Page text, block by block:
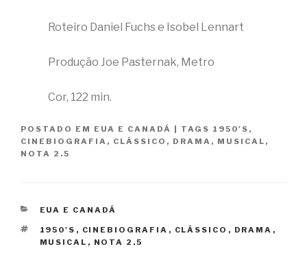
Roteiro Daniel Fuchs e Isobel Lennart
Produção Joe Pasternak, Metro
Cor, 122 min.
POSTADO EM EUA E CANADÁ TAGS 1950'S ,
CINEBIOGRAFIA , CLÁSSICO , DRAMA , MUSICAL ,
NOTA 2.5
CATEGORIAS
EUA E CANADÁ
TAGS
1950'S , CINEBIOGRAFIA , CLÁSSICO , DRAMA ,
MUSICAL , NOTA 2.5